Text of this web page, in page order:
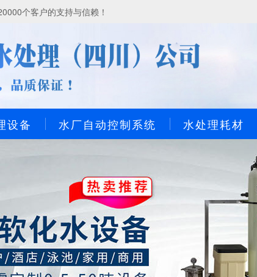
个客户的支持与信赖！
设备 水厂自动控制系统 水处理耗材